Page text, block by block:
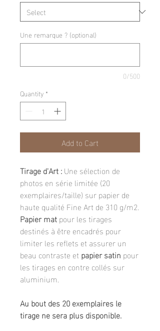
Une remarque ? (optional)
0/500
Quantity *
Add to Cart
Tirage d'Art :Une sélection de
photos en série limitée (20
exemplaires/taille) sur papier de
haute qualité Fine Art de 310 g/m2.
Papier matpour les tirages
destinés à être encadrés pour
limiter les reflets et assurer un
beau contraste et papier satin pour
les tirages en contre collés sur
aluminium.
Au bout des 20 exemplaires le
tirage ne sera plus disponible.